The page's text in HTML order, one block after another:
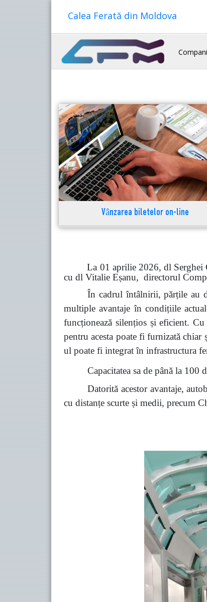
Calea Ferată din Moldova
Vânzarea biletelor on-line
La 01 aprilie 2026, dl Serghei
cu dl Vitalie Eșanu, directorul
În cadrul întâlnirii, părțile au
multiple avantaje în condițiile
funcționează silențios și eficient.
pentru acesta poate fi furnizată chiar
ul poate fi integrat în infrastructura
Capacitatea sa de până la
Datorită acestor avantaje,
cu distanțe scurte și medii, precum